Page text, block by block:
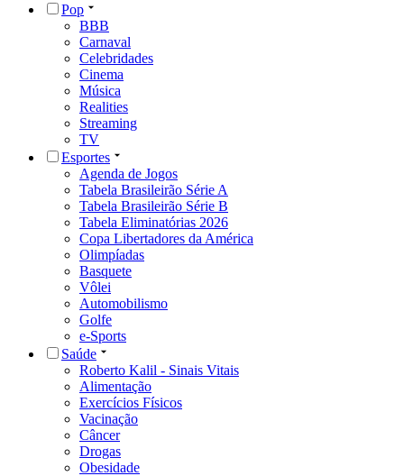
Pop
BBB
Carnaval
Celebridades
Cinema
Música
Realities
Streaming
TV
Esportes
Agenda de Jogos
Tabela Brasileirão Série A
Tabela Brasileirão Série B
Tabela Eliminatórias 2026
Copa Libertadores da América
Olimpíadas
Basquete
Vôlei
Automobilismo
Golfe
e-Sports
Saúde
Roberto Kalil - Sinais Vitais
Alimentação
Exercícios Físicos
Vacinação
Câncer
Drogas
Obesidade